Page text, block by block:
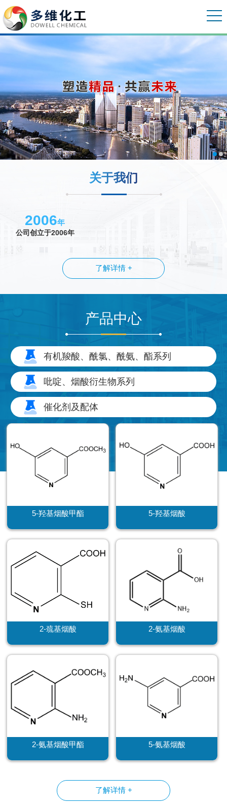
关于我们
2006年
公司创立于2006年
了解详情 +
产品中心
有机羧酸、酰氯、酰氨、酯系列
吡啶、烟酸衍生物系列
催化剂及配体
5-羟基烟酸甲酯 5-羟基烟酸
2-巯基烟酸 2-氨基烟酸
2-氨基烟酸甲酯 5-氨基烟酸
了解详情 +